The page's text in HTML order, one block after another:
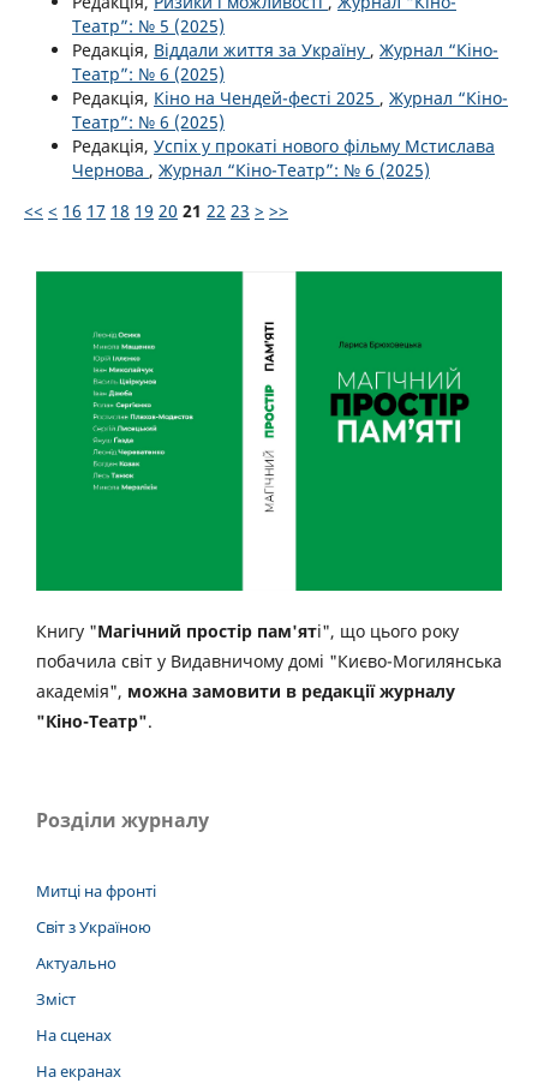
Театр”: № 5 (2025)
Редакція, Віддали життя за Україну , Журнал “Кіно-
Театр”: № 6 (2025)
Редакція, Кіно на Чендей-фесті 2025 , Журнал “Кіно-
Театр”: № 6 (2025)
Редакція, Успіх у прокаті нового фільму Мстислава
Чернова , Журнал “Кіно-Театр”: № 6 (2025)
<< < 16 17 18 19 20 21 22 23 > >>
Книгу "Магічний простір пам'яті", що цього року
побачила світ у Видавничому домі "Києво-Могилянська
академія", можна замовити в редакції журналу
"Кіно-Театр".
Розділи журналу
Митці на фронті
Світ з Україною
Актуально
Зміст
На сценах
На екранах